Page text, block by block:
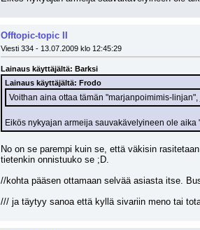
Offtopic-topic II
Viesti 334 - 13.07.2009 klo 12:45:29
Lainaus käyttäjältä: Barksi
Lainaus käyttäjältä: Frodo
Voithan aina ottaa tämän "marjanpoimimis-
Eikös nykyajan armeija sauvakävelyineen ole aika
No on se parempi kuin se, että väkisin
tietenkin onnistuuko se ;D.
//kohta pääsen ottamaan selvää asiasta itse.
/// ja täytyy sanoa että kyllä sivariin meno tai